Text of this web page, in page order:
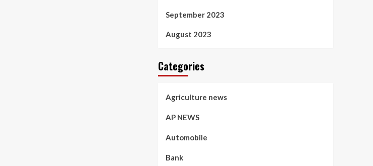
September 2023
August 2023
Categories
Agriculture news
AP NEWS
Automobile
Bank